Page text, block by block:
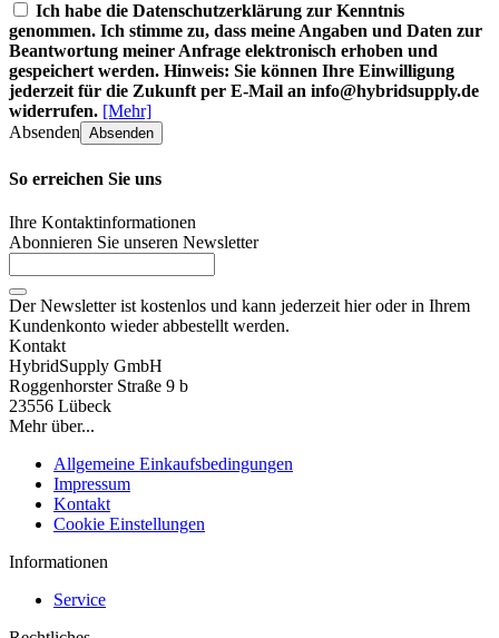
Ich habe die Datenschutzerklärung zur Kenntnis
genommen. Ich stimme zu, dass meine Angaben und Daten zur
Beantwortung meiner Anfrage elektronisch erhoben und
gespeichert werden. Hinweis: Sie können Ihre Einwilligung
jederzeit für die Zukunft per E-Mail an info@hybridsupply.de
widerrufen. [Mehr]
Absenden Absenden
So erreichen Sie uns
Ihre Kontaktinformationen
Abonnieren Sie unseren Newsletter
Der Newsletter ist kostenlos und kann jederzeit hier oder in Ihrem
Kundenkonto wieder abbestellt werden.
Kontakt
HybridSupply GmbH
Roggenhorster Straße 9 b
23556 Lübeck
Mehr über...
Allgemeine Einkaufsbedingungen
Impressum
Kontakt
Cookie Einstellungen
Informationen
Service